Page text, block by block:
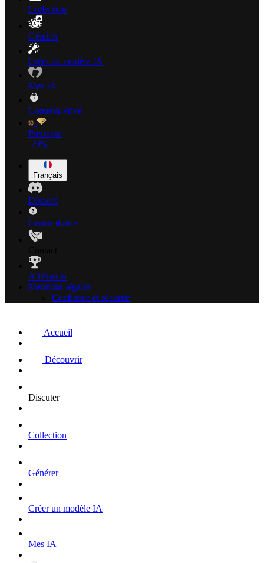
Collection
Générer
Créer un modèle IA
Mes IA
Contenu Privé
Premium
-70%
Français
Discord
Centre d'aide
Affiliation
Mentions légales
Confiance et sécurité
Accueil
Découvrir
Discuter
Collection
Générer
Créer un modèle IA
Mes IA